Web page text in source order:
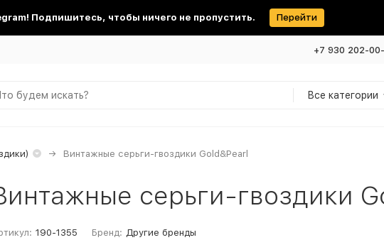
Подпишитесь, чтобы ничего не пропустить. Перейти
+7 930 202-
Все категории
Винтажные серьги-гвоздики Gold&Pearl
серьги-гвоздики
190-1355 Бренд: Другие бренды